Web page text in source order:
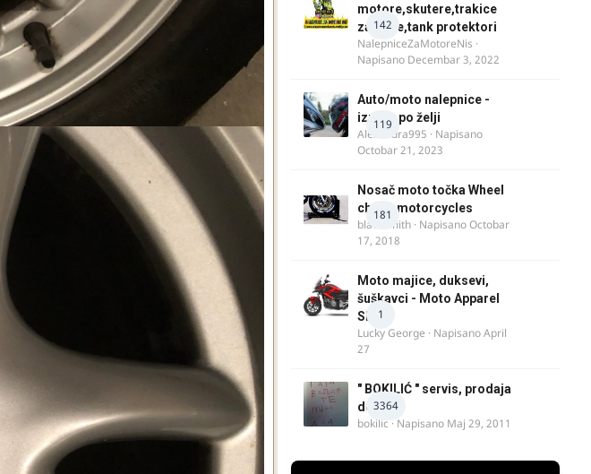
142
motore,skutere,trakice
za felne,tank protektori
NalepniceZaMotoreNis ·
Napisano Decembar 3, 2022
119
Auto/moto nalepnice -
izrada po želji
Alexandra995 · Napisano
Octobar 21, 2023
181
Nosač moto točka Wheel
chock motorcycles
blacksmith · NapisanoOctobar
17, 2018
1
Moto majice, duksevi,
šuškavci - Moto Apparel
SRB
Lucky George · NapisanoApril
27
3364
" BOKILIĆ " servis, prodaja
delova
bokilic · Napisano Maj 29, 2011